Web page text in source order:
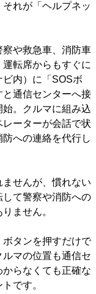
れが「ヘルプネッ
や救急車、消防車
転席からもすぐに
内）に「SOSボ
通信センターへ接
。クルマに組み込
ーターが会話で状
への連絡を代行し
せんが、慣れない
て警察や消防への
ません。
タンを押すだけで
マの位置も通信セ
らなくても正確な
です。